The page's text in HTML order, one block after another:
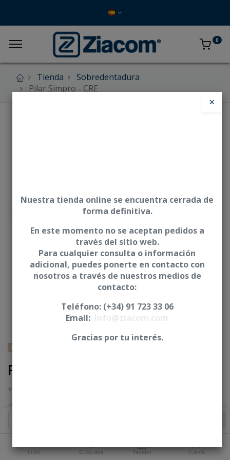
Inicio Búsqueda Pedidos Cuenta
0
Tienda
Sobredentadura
Pilar Simpro - CRE
NOBEL BIOCARE® - Nobel Replace® Select
Pilar Simpro - CRE
* Incluye solo Pilar Simpro
×
Nuestra tienda online se encuentra cerrada de
forma definitiva.
En este momento no se aceptan pedidos a
través del sitio web.
Para cualquier consulta o información
adicional, puedes ponerte en contacto con
nosotros a través de nuestros medios de
contacto:
Teléfono: (+34) 91 723 33 06
Email:
Gracias por tu interés.